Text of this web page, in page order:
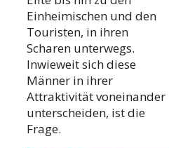
Einheimischen und den
Touristen, in ihren
Scharen unterwegs.
Inwieweit sich diese
Männer in ihrer
Attraktivität voneinander
unterscheiden, ist die
Frage.